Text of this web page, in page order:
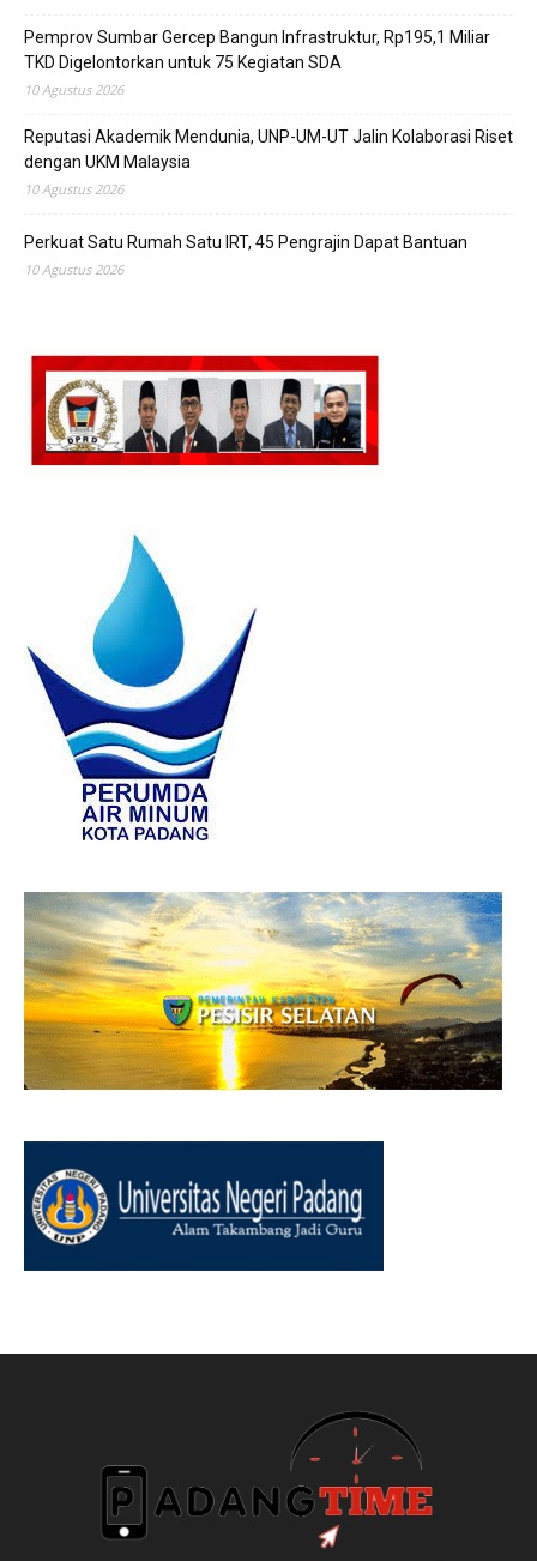
Pemprov Sumbar Gercep Bangun Infrastruktur, Rp195,1 Miliar
TKD Digelontorkan untuk 75 Kegiatan SDA
10 Agustus 2026
Reputasi Akademik Mendunia, UNP-UM-UT Jalin Kolaborasi Riset
dengan UKM Malaysia
10 Agustus 2026
Perkuat Satu Rumah Satu IRT, 45 Pengrajin Dapat Bantuan
10 Agustus 2026